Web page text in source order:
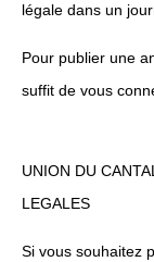
légale dans un
Pour publier une
suffit de vous
UNION DU
LEGALES
Si vous souhaitez